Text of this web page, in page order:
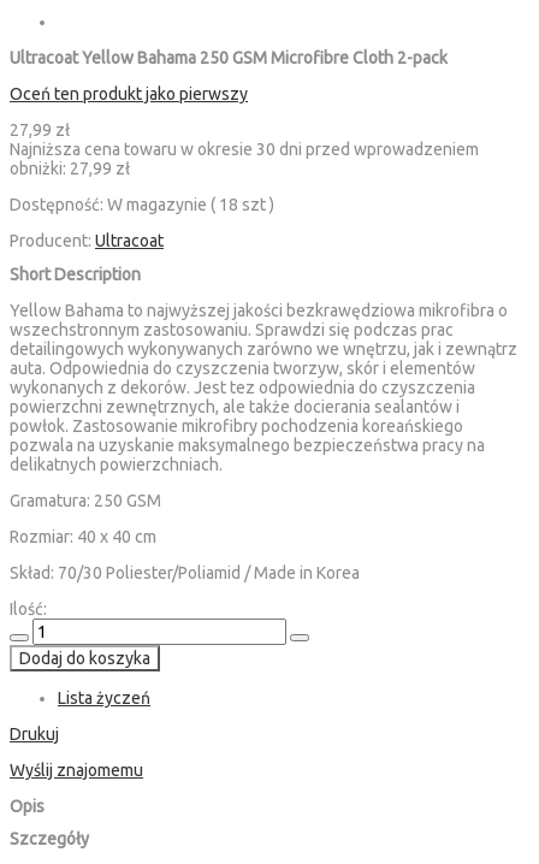
Ultracoat Yellow Bahama 250 GSM Microfibre Cloth 2-pack
Oceń ten produkt jako pierwszy
27,99 zł
Najniższa cena towaru w okresie 30 dni przed wprowadzeniem
obniżki: 27,99 zł
Dostępność: W magazynie ( 18 szt )
Producent: Ultracoat
Short Description
Yellow Bahama to najwyższej jakości bezkrawędziowa mikrofibra o
wszechstronnym zastosowaniu. Sprawdzi się podczas prac
detailingowych wykonywanych zarówno we wnętrzu, jak i zewnątrz
auta. Odpowiednia do czyszczenia tworzyw, skór i elementów
wykonanych z dekorów. Jest tez odpowiednia do czyszczenia
powierzchni zewnętrznych, ale także docierania sealantów i
powłok. Zastosowanie mikrofibry pochodzenia koreańskiego
pozwala na uzyskanie maksymalnego bezpieczeństwa pracy na
delikatnych powierzchniach.
Gramatura: 250 GSM
Rozmiar: 40 x 40 cm
Skład: 70/30 Poliester/Poliamid / Made in Korea
Ilość:
Dodaj do koszyka
Lista życzeń
Drukuj
Wyślij znajomemu
Opis
Szczegóły